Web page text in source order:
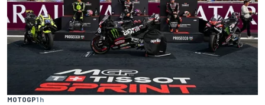
MOTOGP1 h